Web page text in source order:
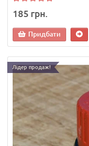
185 грн.
Придбати
Лідер продаж!